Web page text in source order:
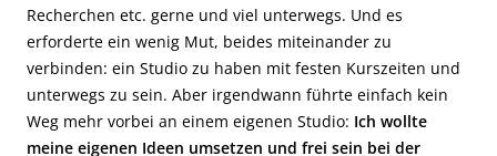
Recherchen etc. gerne und viel unterwegs. Und es
erforderte ein wenig Mut, beides miteinander zu
verbinden: ein Studio zu haben mit festen Kurszeiten und
unterwegs zu sein. Aber irgendwann führte einfach kein
Weg mehr vorbei an einem eigenen Studio: Ich wollte
meine eigenen Ideen umsetzen und frei sein bei der